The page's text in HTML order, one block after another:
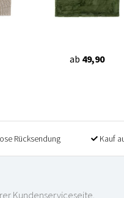
ab 49,90
Rücksendung Kauf
Kundenserviceseite.